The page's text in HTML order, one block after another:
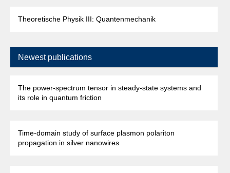
Theoretische Physik III: Quantenmechanik
Newest publications
The power-spectrum tensor in steady-state systems and
its role in quantum friction
Time-domain study of surface plasmon polariton
propagation in silver nanowires